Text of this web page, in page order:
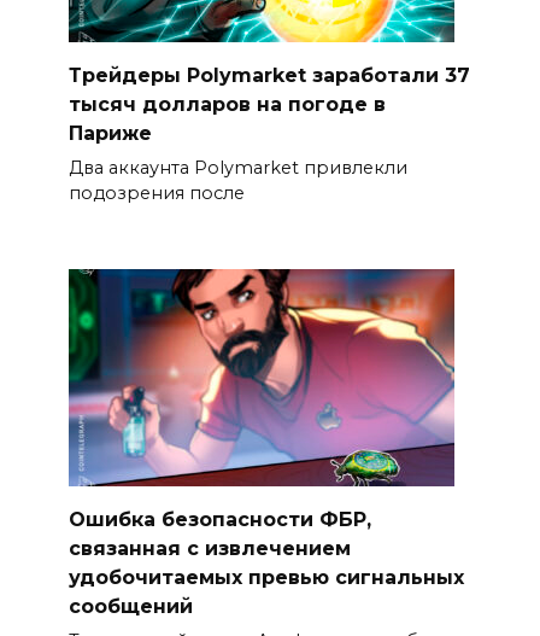
Трейдеры Polymarket заработали 37
тысяч долларов на погоде в
Париже
Два аккаунта Polymarket привлекли
подозрения после
Ошибка безопасности ФБР,
связанная с извлечением
удобочитаемых превью сигнальных
сообщений